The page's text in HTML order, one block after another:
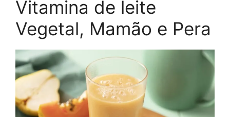
Vitamina de leite
Vegetal, Mamão e Pera